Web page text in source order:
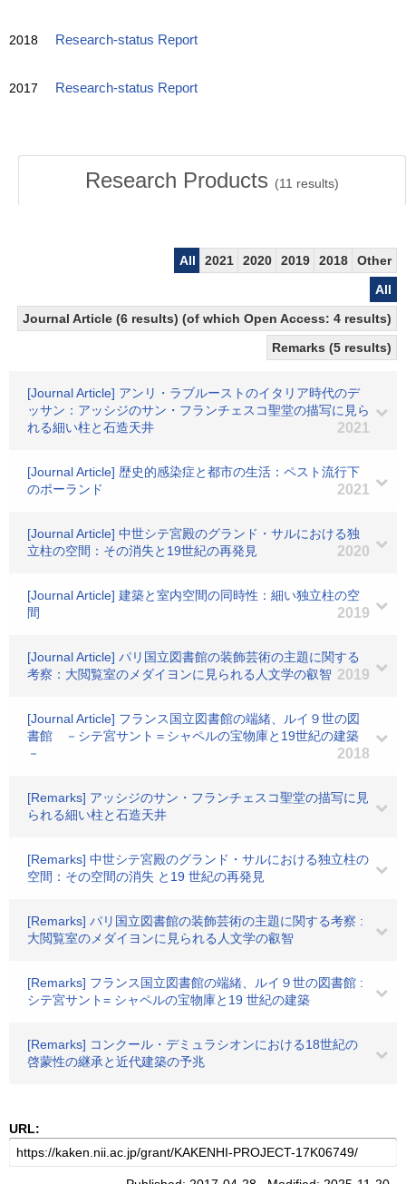
2018 Research-status Report
2017 Research-status Report
Research Products (11 results)
All 2021 2020 2019 2018
Other
All
Journal Article (6 results) (of which Open Access: 4 results)
Remarks (5 results)
[Journal Article] アンリ・ラブルーストのイタリア時代のデ
ッサン：アッシジのサン・フランチェスコ聖堂の描写に見ら
れる細い柱と石造天井
2021
[Journal Article] 歴史的感染症と都市の生活：ペスト流行下
のポーランド
2021
[Journal Article] 中世シテ宮殿のグランド・サルにおける独
立柱の空間：その消失と19世紀の再発見
2020
[Journal Article] 建築と室内空間の同時性：細い独立柱の空
間
2019
[Journal Article] パリ国立図書館の装飾芸術の主題に関する
考察：大閲覧室のメダイヨンに見られる人文学の叡智 2019
[Journal Article] フランス国立図書館の端緒、ルイ９世の図
書館 －シテ宮サント＝シャペルの宝物庫と19世紀の建築
－
2018
[Remarks] アッシジのサン・フランチェスコ聖堂の描写に見
られる細い柱と石造天井
[Remarks] 中世シテ宮殿のグランド・サルにおける独立柱の
空間：その空間の消失 と19 世紀の再発見
[Remarks] パリ国立図書館の装飾芸術の主題に関する考察 :
大閲覧室のメダイヨンに見られる人文学の叡智
[Remarks] フランス国立図書館の端緒、ルイ９世の図書館 :
シテ宮サント= シャペルの宝物庫と19 世紀の建築
[Remarks] コンクール・デミュラシオンにおける18世紀の
啓蒙性の継承と近代建築の予兆
URL: